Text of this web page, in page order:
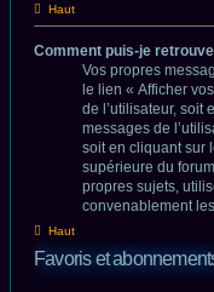
Haut
Comment puis-je
Vos propres
le lien « Afficher
de l’utilisateur, soit
messages de
soit en cliquant sur
supérieure du
propres sujets,
convenablement
Haut
Favoris et